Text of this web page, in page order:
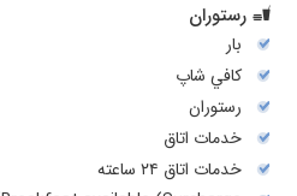
رستوران
بار
کافي شاپ
رستوران
خدمات اتاق
خدمات اتاق ۲۴ ساعته